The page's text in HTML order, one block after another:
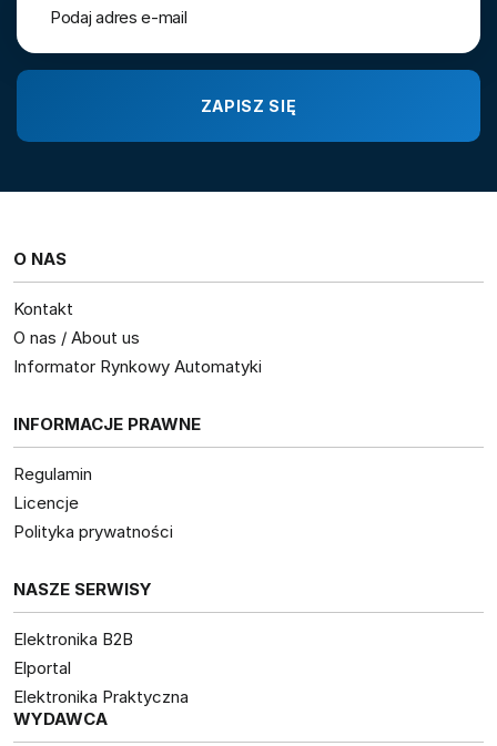
O NAS
Kontakt
O nas / About us
Informator Rynkowy Automatyki
INFORMACJE PRAWNE
Regulamin
Licencje
Polityka prywatności
NASZE SERWISY
Elektronika B2B
Elportal
Elektronika Praktyczna
WYDAWCA